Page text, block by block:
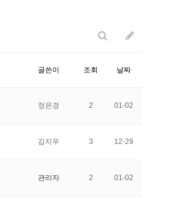
글쓴이 조회 날짜
정은경 2 01-02
김지우 3 12-29
관리자 2 01-02